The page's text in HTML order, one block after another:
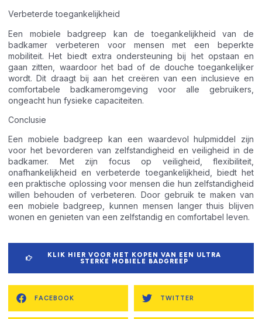
Verbeterde toegankelijkheid
Een mobiele badgreep kan de toegankelijkheid van de
badkamer verbeteren voor mensen met een beperkte
mobiliteit. Het biedt extra ondersteuning bij het opstaan en
gaan zitten, waardoor het bad of de douche toegankelijker
wordt. Dit draagt bij aan het creëren van een inclusieve en
comfortabele badkameromgeving voor alle gebruikers,
ongeacht hun fysieke capaciteiten.
Conclusie
Een mobiele badgreep kan een waardevol hulpmiddel zijn
voor het bevorderen van zelfstandigheid en veiligheid in de
badkamer. Met zijn focus op veiligheid, flexibiliteit,
onafhankelijkheid en verbeterde toegankelijkheid, biedt het
een praktische oplossing voor mensen die hun zelfstandigheid
willen behouden of verbeteren. Door gebruik te maken van
een mobiele badgreep, kunnen mensen langer thuis blijven
wonen en genieten van een zelfstandig en comfortabel leven.
KLIK HIER VOOR HET KOPEN VAN EEN ULTRA
STERKE MOBIELE BADGREEP
FACEBOOK TWITTER